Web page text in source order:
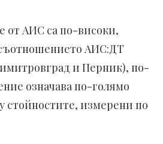
от АИС са по-високи,
АИС:ДТ
и Перник), по-
означава по-голямо
стойностите, измерени по